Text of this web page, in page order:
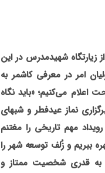
از زیارتگاه شهیدمدرس در این
امر در معرفی کاشمر به
می‌کنیم؛ «باید نگاه
نماز عیدفطر و شبهای
مهم تاریخی را مغتنم
ببریم و زُلف توسعه شهر را
به قدری شخصیت ممتاز و